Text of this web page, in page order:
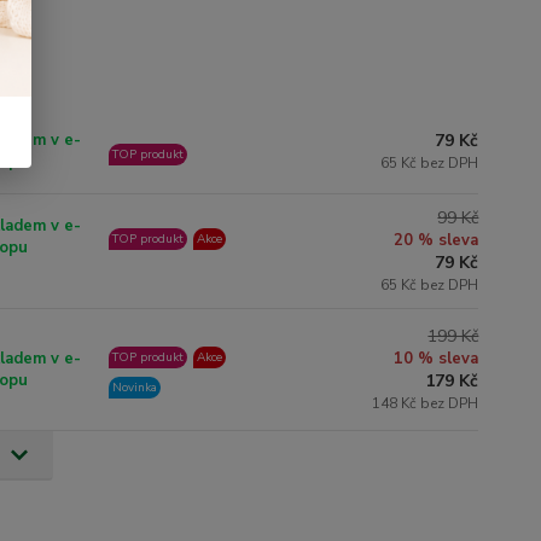
v e-
TOP produkt
79 Kč
65 Kč bez DPH
v e-
TOP produkt Akce
99 Kč
20 % sleva
79 Kč
65 Kč bez DPH
v e-
TOP produkt
Akce
Novinka
199 Kč
10 % sleva
179 Kč
148 Kč bez DPH